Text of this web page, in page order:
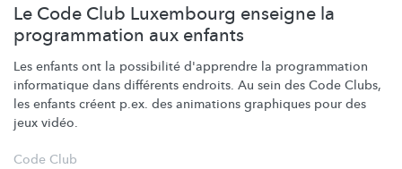
Le Code Club Luxembourg enseigne la
programmation aux enfants
Les enfants ont la possibilité d'apprendre la programmation
informatique dans différents endroits. Au sein des Code Clubs,
les enfants créent p.ex. des animations graphiques pour des
jeux vidéo.
Code Club